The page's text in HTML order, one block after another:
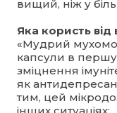
вищий, ніж у
Яка користь
«Мудрий
капсули в
зміцнення
як
тим, цей
інших ситуаціях: